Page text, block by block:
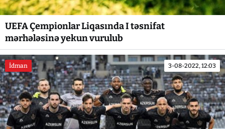
UEFA Çempionlar Liqasında I təsnifat
mərhələsinə yekun vurulub
İdman 3-08-2022, 12:03